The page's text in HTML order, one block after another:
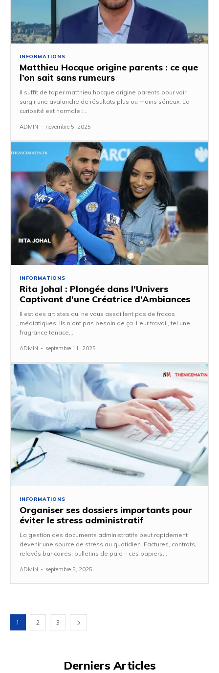
INFORMATIONS
Matthieu Hocque origine parents : ce que
l’on sait sans rumeurs
Il suffit de taper matthieu hocque origine parents pour voir
surgir une avalanche de résultats plus ou moins sérieux. La
curiosité est normale :...
ADMIN - novembre 5, 2025
INFORMATIONS
Rita Johal : Plongée dans l’Univers
Captivant d’une Créatrice d’Ambiances
Il est des artistes qui ne vous assaillent pas de fracas
médiatiques. Ils n’ont pas besoin de ça. Leur travail, tel une
fragrance tenace,...
ADMIN - septembre 11, 2025
INFORMATIONS
Organiser ses dossiers importants pour
éviter le stress administratif
La gestion des documents administratifs peut rapidement
devenir une source de stress au quotidien. Factures, contrats,
relevés bancaires, bulletins de paie – ces papiers...
ADMIN - septembre 5, 2025
1 2 3
Derniers Articles